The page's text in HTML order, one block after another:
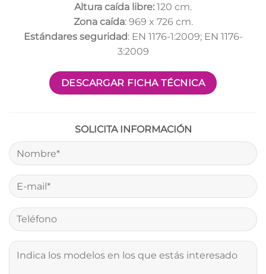
Altura caída libre: 120 cm.
Zona caída: 969 x 726 cm.
Estándares seguridad: EN 1176-1:2009; EN 1176-
3:2009
DESCARGAR FICHA TÉCNICA
SOLICITA INFORMACIÓN